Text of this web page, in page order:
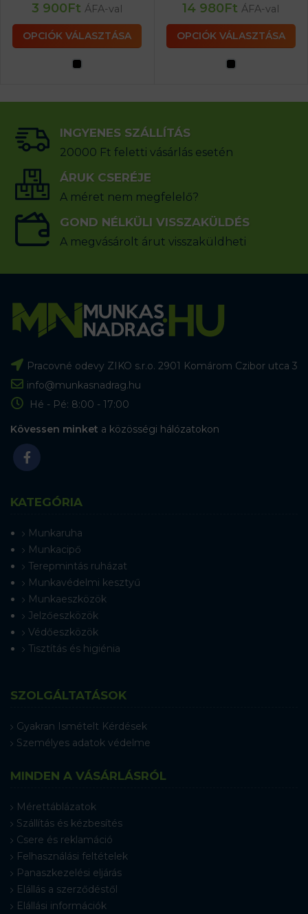
3 900Ft ÁFA-val
OPCIÓK VÁLASZTÁSA
14 980Ft ÁFA-val
OPCIÓK VÁLASZTÁSA
INGYENES SZÁLLÍTÁS
20000 Ft feletti vásárlás esetén
ÁRUK CSERÉJE
A méret nem megfelelő?
GOND NÉLKÜLI VISSZAKÜLDÉS
A megvásárolt árut visszaküldheti
Pracovné odevy ZIKO s.r.o. 2901 Komárom Czibor utca 3
info@munkasnadrag.hu
Hé - Pé: 8:00 - 17:00
Kövessen minket a közösségi hálózatokon
KATEGÓRIA
Munkaruha
Munkacipő
Terepmintás ruházat
Munkavédelmi kesztyű
Munkaeszközök
Jelzőeszközök
Védőeszközök
Tisztítás és higiénia
SZOLGÁLTATÁSOK
Gyakran Ismételt Kérdések
Személyes adatok védelme
MINDEN A VÁSÁRLÁSRÓL
Mérettáblázatok
Szállítás és kézbesítés
Csere és reklamáció
Felhasználási feltételek
Panaszkezelési eljárás
Elállás a szerződéstől
Elállási információk